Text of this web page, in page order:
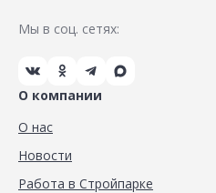
Мы в соц. сетях:
О компании
О нас
Новости
Работа в Стройпарке